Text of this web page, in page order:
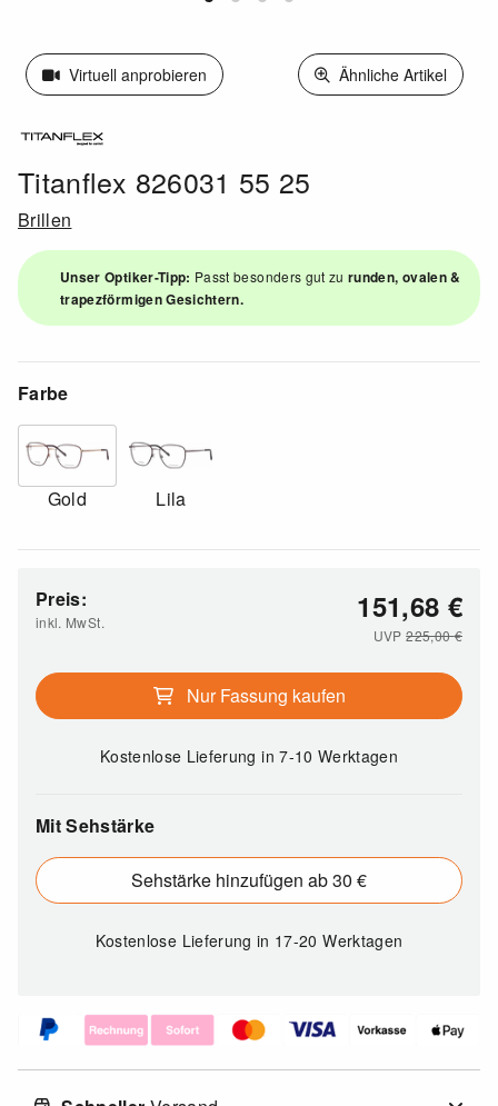
Virtuell anprobieren Ähnliche Artikel
Titanflex 826031 55 25
Brillen
Unser Optiker-Tipp: Passt besonders gut zurunden, ovalen &
trapezförmigen Gesichtern.
Farbe
Gold Lila
Preis:
inkl. MwSt. 151,68 €
UVP225,00€
Nur Fassung kaufen
Kostenlose Lieferungin 7-10 Werktagen
Mit Sehstärke
Sehstärke hinzufügen ab 30 €
Kostenlose Lieferungin 17-20 Werktagen